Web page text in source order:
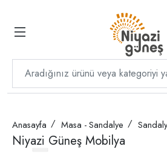
Anasayfa Masa - Sandalye
Niyazi Güneş Mobilya